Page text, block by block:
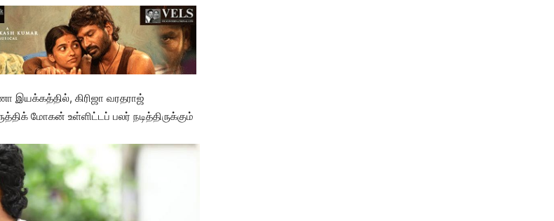
இயக்கத்தில், கிரிஜா வரதராஜ்
மோகன் உள்ளிட்டப் பலர் நடித்திருக்கும்